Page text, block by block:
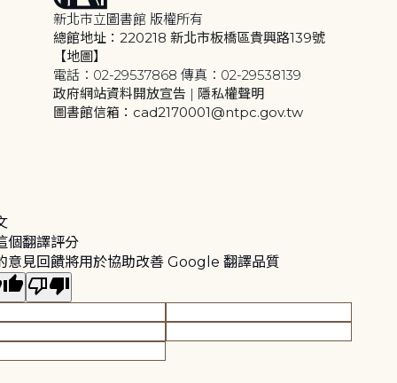
新北市立圖書館 版權所有
總館地址：220218 新北市板橋區貴興路139號
【地圖】
電話：02-29537868 傳真：02-29538139
政府網站資料開放宣告 | 隱私權聲明
圖書館信箱：cad2170001@ntpc.gov.tw
個翻譯評分
意見回饋將用於協助改善 Google 翻譯品質